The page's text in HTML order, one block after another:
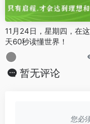
11月24日，星期四，在
天60秒读懂世界！
暂无评论
您必